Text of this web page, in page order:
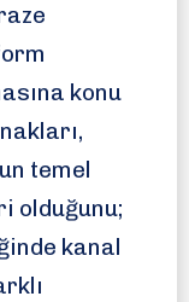
konu
temel
olduğunu;
kanal